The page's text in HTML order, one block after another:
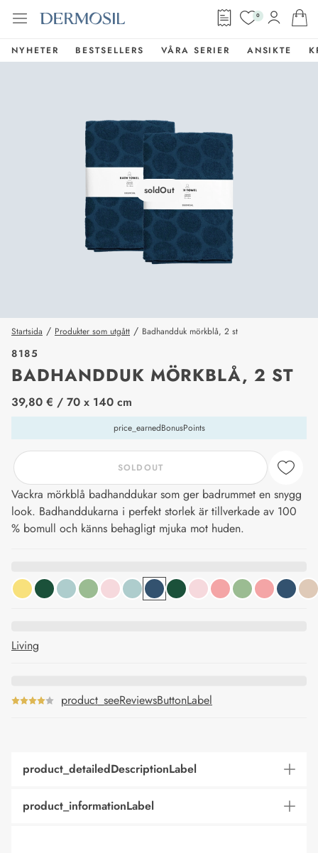
0
NYHETER BESTSELLERS VÅRA SERIER ANSIKTE
soldOut
Startsida / Produkter som utgått / Badhandduk mörkblå, 2 st
8185
BADHANDDUK MÖRKBLÅ, 2 ST
price_label
39,80 € / 70 x 140 cm
price_earnedBonusPoints
SOLDOUT
Vackra mörkblå badhanddukar som ger badrummet en snygg
look. Badhanddukarna i perfekt storlek är tillverkade av 100
% bomull och känns behagligt mjuka mot huden.
Living
product_seeReviewsButtonLabel
product_detailedDescriptionLabel
product_informationLabel